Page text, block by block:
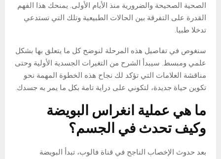
الصحية الصحيحة والضرورية منذ الأيام الأولى. يمنحك هذا الفهم
القدرة على التفرقة بين الحالات الطبيعية وتلك التي تستدعي
تدخلا طبيا.
سنغوص في تفاصيل هذه المرحلة لنوضح كل ما يتعلق بها بشكل
علمي ومبسط. سيبدأ الشرح من التغيرات الجسدية الأولية وحتى
مناقشة العلامات التي تؤكد لك نجاح هذه الخطوة المهمة نحو
تكوين حياة جديدة، لتكوني على دراية تامة بكل ما يمر به جسدك.
ما هي عملية انغراس البويضة
وكيف تحدث في الجسم؟
بعد حدوث الإخصاب الناجح في قناة فالوب، تبدأ البويضة